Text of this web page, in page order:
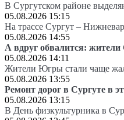
В Сургутском районе
05.08.2026 15:15
На трассе Сургут –
05.08.2026 14:55
А вдруг обвалится: жители
05.08.2026 14:11
Жители Югры стали чаще
05.08.2026 13:55
Ремонт дорог в Сургуте в
05.08.2026 13:15
В День физкультурника в